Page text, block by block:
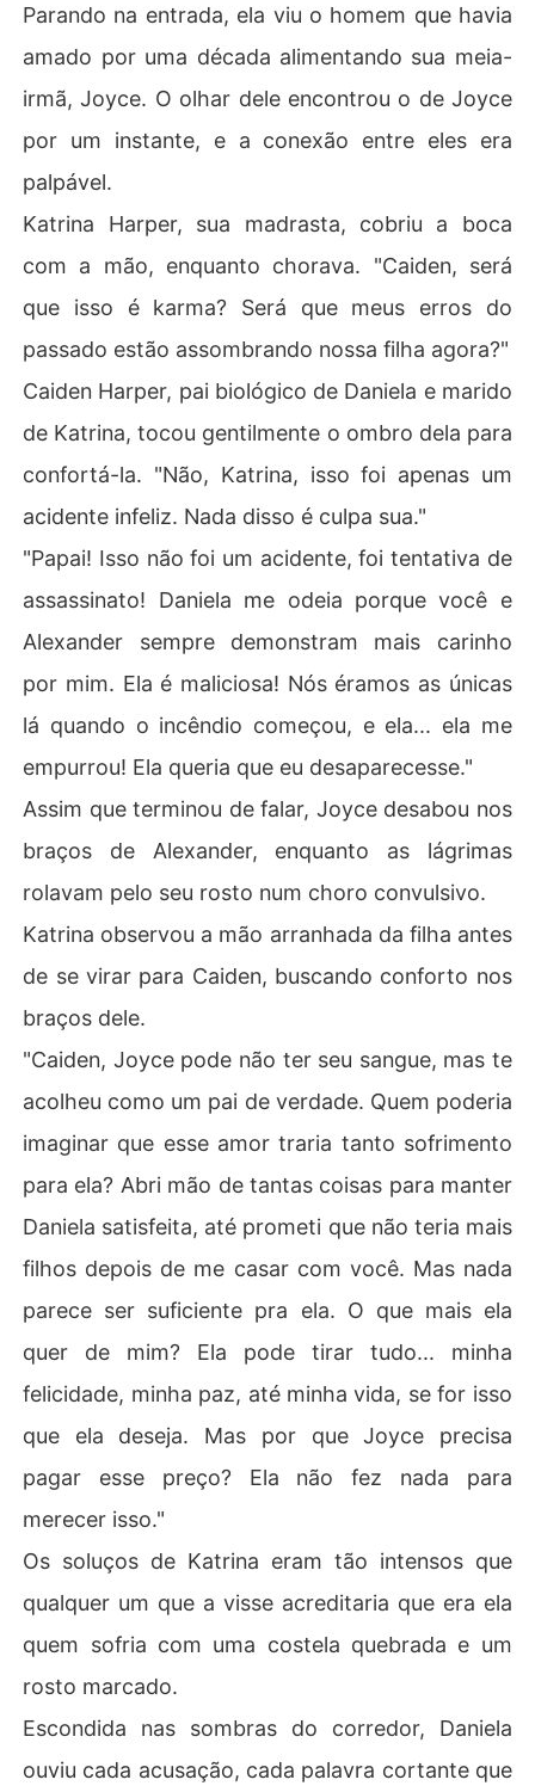
Parando na entrada, ela viu o homem que havia
amado por uma década alimentando sua meia-
irmã, Joyce. O olhar dele encontrou o de Joyce
por um instante, e a conexão entre eles era
palpável.
Katrina Harper, sua madrasta, cobriu a boca
com a mão, enquanto chorava. "Caiden, será
que isso é karma? Será que meus erros do
passado estão assombrando nossa filha agora?"
Caiden Harper, pai biológico de Daniela e marido
de Katrina, tocou gentilmente o ombro dela para
confortá-la. "Não, Katrina, isso foi apenas um
acidente infeliz. Nada disso é culpa sua."
"Papai! Isso não foi um acidente, foi tentativa de
assassinato! Daniela me odeia porque você e
Alexander sempre demonstram mais carinho
por mim. Ela é maliciosa! Nós éramos as únicas
lá quando o incêndio começou, e ela... ela me
empurrou! Ela queria que eu desaparecesse."
Assim que terminou de falar, Joyce desabou nos
braços de Alexander, enquanto as lágrimas
rolavam pelo seu rosto num choro convulsivo.
Katrina observou a mão arranhada da filha antes
de se virar para Caiden, buscando conforto nos
braços dele.
"Caiden, Joyce pode não ter seu sangue, mas te
acolheu como um pai de verdade. Quem poderia
imaginar que esse amor traria tanto sofrimento
para ela? Abri mão de tantas coisas para manter
Daniela satisfeita, até prometi que não teria mais
filhos depois de me casar com você. Mas nada
parece ser suficiente pra ela. O que mais ela
quer de mim? Ela pode tirar tudo... minha
felicidade, minha paz, até minha vida, se for isso
que ela deseja. Mas por que Joyce precisa
pagar esse preço? Ela não fez nada para
merecer isso."
Os soluços de Katrina eram tão intensos que
qualquer um que a visse acreditaria que era ela
quem sofria com uma costela quebrada e um
rosto marcado.
Escondida nas sombras do corredor, Daniela
ouviu cada acusação, cada palavra cortante que